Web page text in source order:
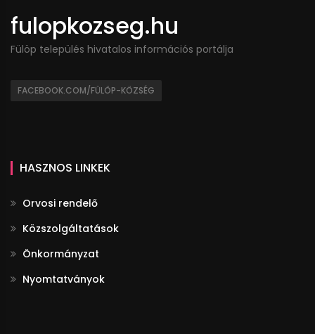
fulopkozseg.hu
Fülöp település hivatalos információs portálja
FACEBOOK.COM/FÜLÖP-KÖZSÉG
HASZNOS LINKEK
Orvosi rendelő
Közszolgáltatások
Önkormányzat
Nyomtatványok